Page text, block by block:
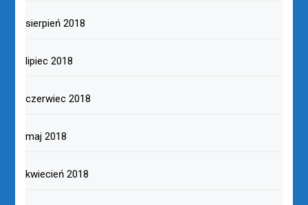
sierpień 2018
lipiec 2018
czerwiec 2018
maj 2018
kwiecień 2018